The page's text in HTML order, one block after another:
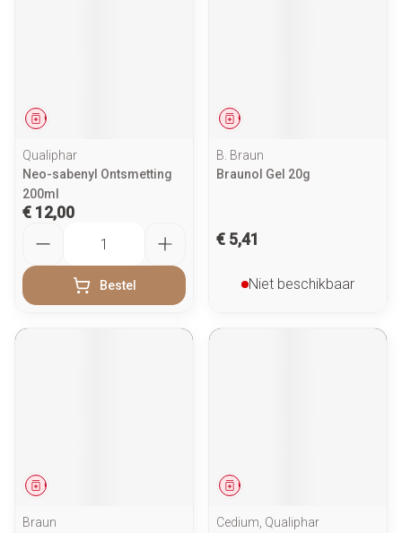
Geneesmiddel
Qualiphar
Neo-sabenyl Ontsmetting
200ml
€ 12,00
Bestel
Geneesmiddel
B. Braun
Braunol Gel 20g
€ 5,41
Niet beschikbaar
Geneesmiddel
Braun
Geneesmiddel
Cedium, Qualiphar